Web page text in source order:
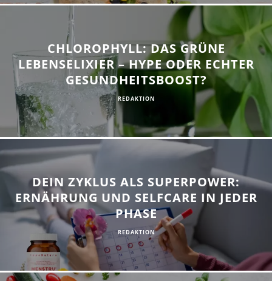
CHLOROPHYLL: DAS GRÜNE
LEBENSELIXIER – HYPE ODER ECHTER
GESUNDHEITSBOOST?
REDAKTION
DEIN ZYKLUS ALS SUPERPOWER:
ERNÄHRUNG UND SELFCARE IN JEDER
PHASE
REDAKTION